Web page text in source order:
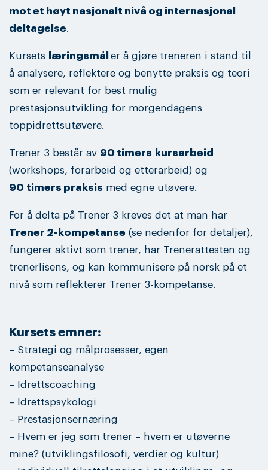
mot et høyt nasjonalt nivå og internasjonal
deltagelse.
Kursets læringsmål er å gjøre treneren i stand til
å analysere, reflektere og benytte praksis og teori
som er relevant for best mulig
prestasjonsutvikling for morgendagens
toppidrettsutøvere.
Trener 3 består av 90 timers kursarbeid
(workshops, forarbeid og etterarbeid) og
90 timers praksis med egne utøvere.
For å delta på Trener 3 kreves det at man har
Trener 2-kompetanse (se nedenfor for detaljer),
fungerer aktivt som trener, har Trenerattesten og
trenerlisens, og kan kommunisere på norsk på et
nivå som reflekterer Trener 3-kompetanse.
Kursets emner:
– Strategi og målprosesser, egen
kompetanseanalyse
– Idrettscoaching
– Idrettspsykologi
– Prestasjonsernæring
– Hvem er jeg som trener – hvem er utøverne
mine? (utviklingsfilosofi, verdier og kultur)